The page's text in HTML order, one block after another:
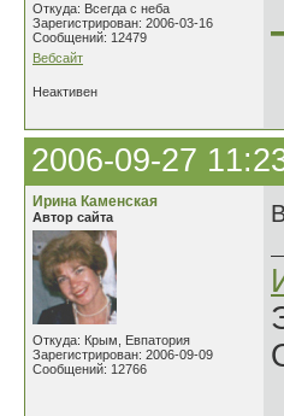
Откуда: Всегда с неба
Зарегистрирован: 2006-03-16
Сообщений: 12479
Вебсайт
Неактивен
2006-09-27
Ирина Каменская
Автор сайта
Откуда: Крым, Евпатория
Зарегистрирован: 2006-09-09
Сообщений: 12766